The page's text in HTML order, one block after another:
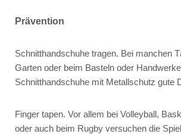
Prävention
Schnitthandschuhe tragen. Bei manchen
Garten oder beim Basteln oder
Schnitthandschuhe mit Metallschutz gute
Finger tapen. Vor allem bei Volleyball,
oder auch beim Rugby versuchen die